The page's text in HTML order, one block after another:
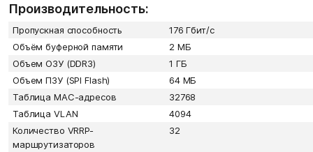
Производительность:
Пропускная способность
176 Гбит/с
Объём буферной памяти
2 МБ
Объем ОЗУ (DDR3)
1 ГБ
Объем ПЗУ (SPI Flash)
64 МБ
Таблица MAC-адресов
32768
Таблица VLAN
4094
Количество VRRP-
маршрутизаторов
32